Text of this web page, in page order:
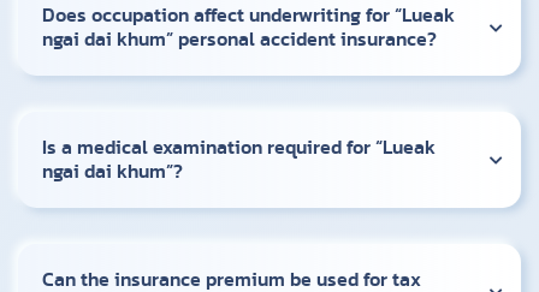
Does occupation affect underwriting for “Lueak
ngai dai khum” personal accident insurance?
Is a medical examination required for “Lueak
ngai dai khum”?
Can the insurance premium be used for tax